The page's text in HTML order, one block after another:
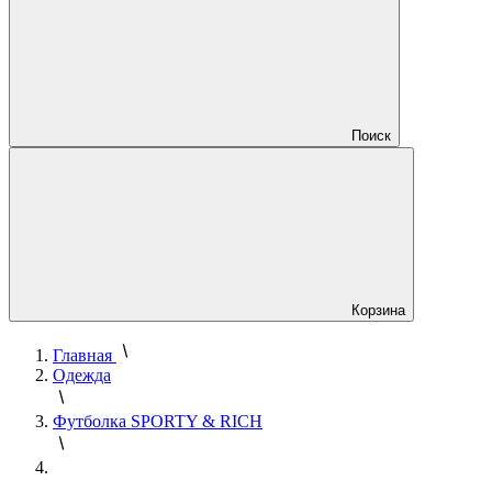
Поиск
Корзина
Главная
Одежда
Футболка SPORTY & RICH